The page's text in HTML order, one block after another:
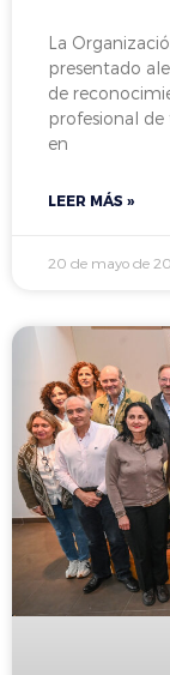
La
presentado
de
profesional de
en
LEER MÁS »
20 de mayo de